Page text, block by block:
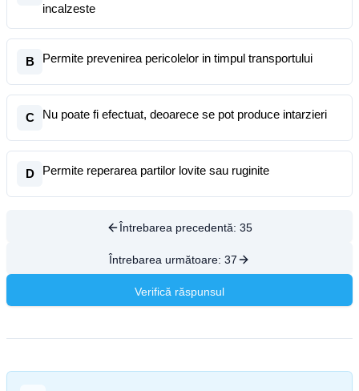
incalzeste
B Permite prevenirea pericolelor in timpul transportului
C Nu poate fi efectuat, deoarece se pot produce intarzieri
D Permite reperarea partilor lovite sau ruginite
Întrebarea precedentă: 35
Întrebarea următoare: 37
Verifică răspunsul